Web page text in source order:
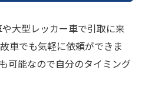
大型レッカー車で引取に来
車でも気軽に依頼ができま
可能なので自分のタイミング